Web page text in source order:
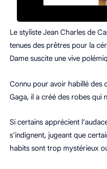
Le styliste Jean Charles de
tenues des prêtres pour la
Dame suscite une vive
Connu pour avoir habillé des
Gaga, il a créé des robes qui
Si certains apprécient
s’indignent, jugeant que
habits sont trop mystérieux